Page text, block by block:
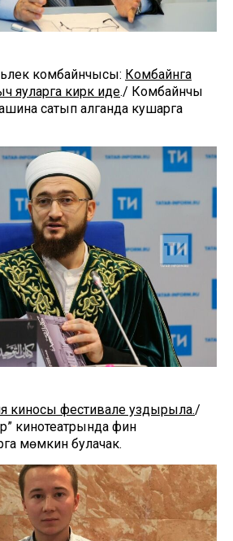
комбайнчысы: Комбайнга
яуларга кирәк иде./ Комбайнчы
сатып алганда кушарга
киносы фестивале уздырыла./
кинотеатрында фин
мөмкин булачак.